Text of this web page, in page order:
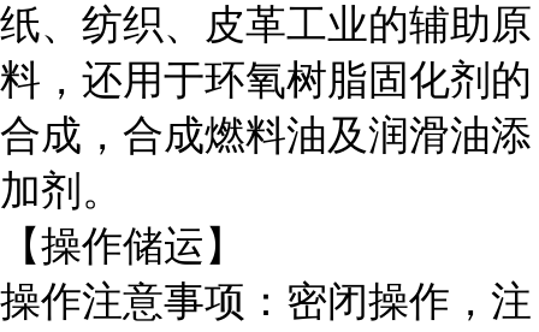
纸、纺织、皮革工业的辅助原
料，还用于环氧树脂固化剂的
合成，合成燃料油及润滑油添
加剂。
【操作储运】
操作注意事项：密闭操作，注